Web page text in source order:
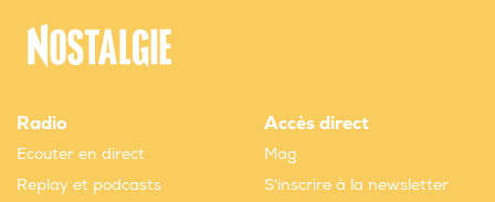
Radio
Ecouter en direct
Replay et podcasts
Accès direct
Mag
S'inscrire à la newsletter